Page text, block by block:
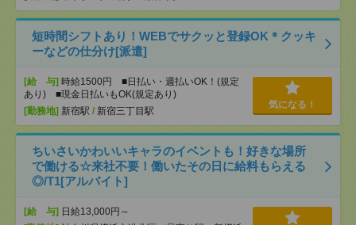
短時間シフトあり！WEBでサクッと登録OK＊クッキ
ーなどの仕分け[派遣]
[給 与] 時給1500円 ■日払い・週払いOK！(規定
あり) ■現金日払いもOK(規定あり)
[勤務地] 新宿駅 / 新宿三丁目駅
気になる！
ちいさいかわいいキャラのイベントも！好きな場所
で働ける☆来社不要！働いたその日に給料もらえる
◎/T1[アルバイト]
[給 与] 日給13,000円～